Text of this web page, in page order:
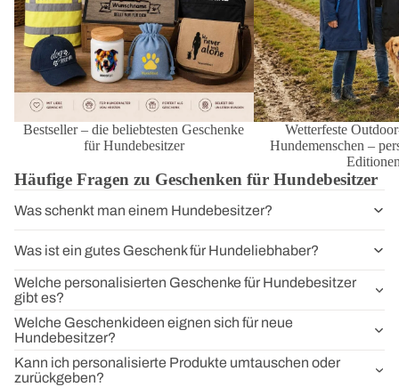
Bestseller – die beliebtesten Geschenke
für Hundebesitzer
Wetterfeste
Hundemenschen –
Häufige Fragen zu Geschenken für Hundebesitzer
Was schenkt man einem Hundebesitzer?
Was ist ein gutes Geschenk für Hundeliebhaber?
Welche personalisierten Geschenke für Hundebesitzer
gibt es?
Welche Geschenkideen eignen sich für neue
Hundebesitzer?
Kann ich personalisierte Produkte umtauschen oder
zurückgeben?